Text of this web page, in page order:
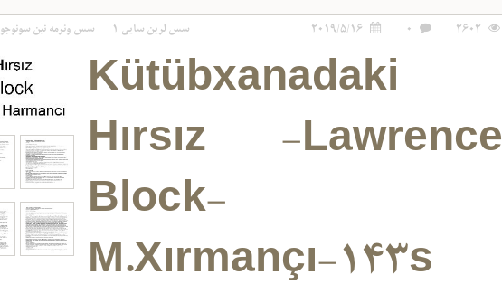
2602
0
2019/5/16 سس لرین سایی 1 سس وئرمه نین سونوجو
Kütübxanadaki
Hırsız -Lawrence
Block-
M.Xırmançı-143s